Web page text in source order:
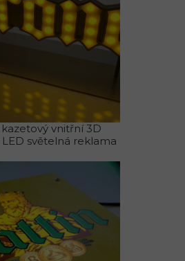
vnitřní 3D
světelná reklama